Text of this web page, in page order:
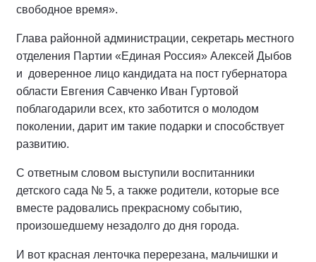
свободное время».
Глава районной администрации, секретарь местного
отделения Партии «Единая Россия» Алексей Дыбов
и доверенное лицо кандидата на пост губернатора
области Евгения Савченко Иван Гуртовой
поблагодарили всех, кто заботится о молодом
поколении, дарит им такие подарки и способствует
развитию.
С ответным словом выступили воспитанники
детского сада № 5, а также родители, которые все
вместе радовались прекрасному событию,
произошедшему незадолго до дня города.
И вот красная ленточка перерезана, мальчишки и